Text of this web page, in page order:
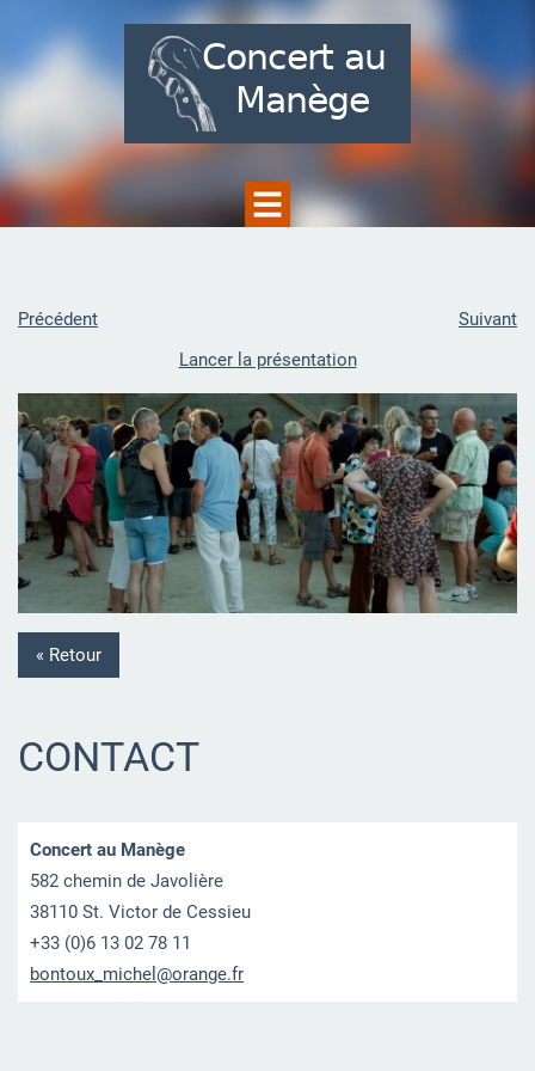
Précédent
Suivant
Lancer la présentation
« Retour
CONTACT
Concert au Manège
582 chemin de Javolière
38110 St. Victor de Cessieu
+33 (0)6 13 02 78 11
bontoux_ michel@orange.fr